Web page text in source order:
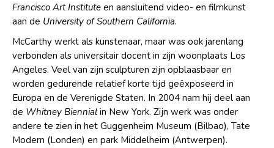
Francisco Art Institute en aansluitend video- en filmkunst
aan de University of Southern California.
McCarthy werkt als kunstenaar, maar was ook jarenlang
verbonden als universitair docent in zijn woonplaats Los
Angeles. Veel van zijn sculpturen zijn opblaasbaar en
worden gedurende relatief korte tijd geëxposeerd in
Europa en de Verenigde Staten. In 2004 nam hij deel aan
de Whitney Biennial in New York. Zijn werk was onder
andere te zien in het Guggenheim Museum (Bilbao), Tate
Modern (Londen) en park Middelheim (Antwerpen).